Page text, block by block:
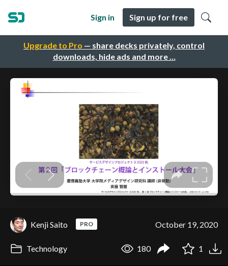
Upgrade to Pro — share decks privately, control
downloads, hide ads and more …
Sign in Sign up for free
Kenji Saito PRO October 19, 2020
Technology 180 1